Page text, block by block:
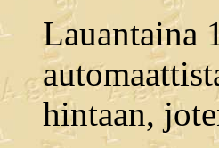
Lauantaina
hintaan,